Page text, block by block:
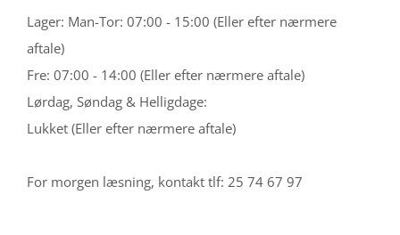
Lager: Man-Tor: 07:00 - 15:00 (Eller efter nærmere
aftale)
Fre: 07:00 - 14:00 (Eller efter nærmere aftale)
Lørdag, Søndag & Helligdage:
Lukket (Eller efter nærmere aftale)
For morgen læsning, kontakt tlf: 25 74 67 97